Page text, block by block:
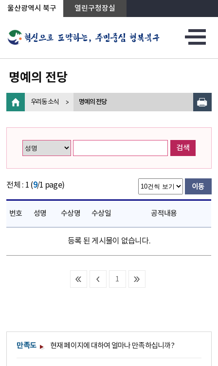
상단메뉴로 바로가기
전체메뉴로 바로가기
왼쪽메뉴로 바로가기
본문으로 바로가기
울산광역시 북구 열린구청장실
명예의 전당
우리동 소식 명예의 전당
검색
전체 : 1 (9/1 page)
번호 성명 수상명 수상일 공적내용
등록 된 게시물이 없습니다.
1
만족도 현재 페이지에 대하여 얼마나 만족하십니까?